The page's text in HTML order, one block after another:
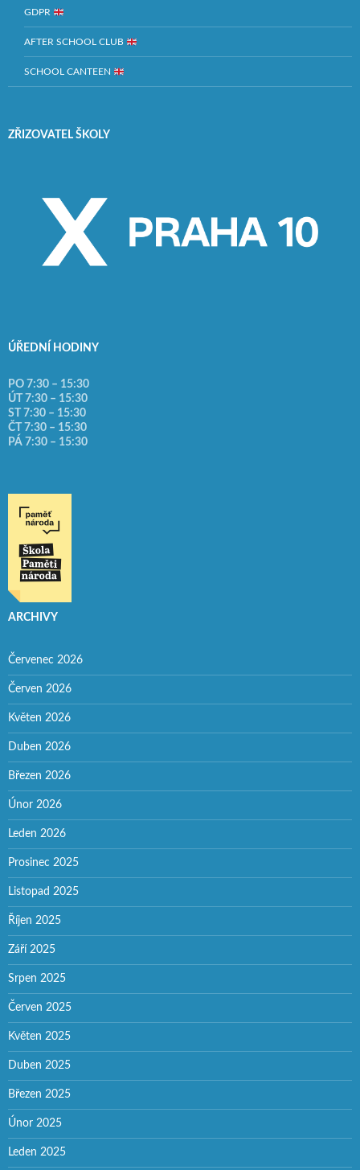
GDPR
AFTER SCHOOL CLUB
SCHOOL CANTEEN
ZŘIZOVATEL ŠKOLY
ÚŘEDNÍ HODINY
PO 7:30 – 15:30
ÚT 7:30 – 15:30
ST 7:30 – 15:30
ČT 7:30 – 15:30
PÁ 7:30 – 15:30
ARCHIVY
Červenec 2026
Červen 2026
Květen 2026
Duben 2026
Březen 2026
Únor 2026
Leden 2026
Prosinec 2025
Listopad 2025
Říjen 2025
Září 2025
Srpen 2025
Červen 2025
Květen 2025
Duben 2025
Březen 2025
Únor 2025
Leden 2025